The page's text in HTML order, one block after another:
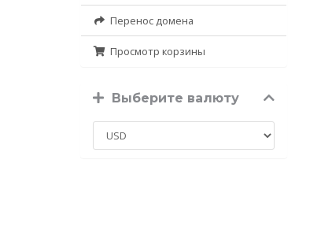
Перенос домена
Просмотр корзины
Выберите валюту